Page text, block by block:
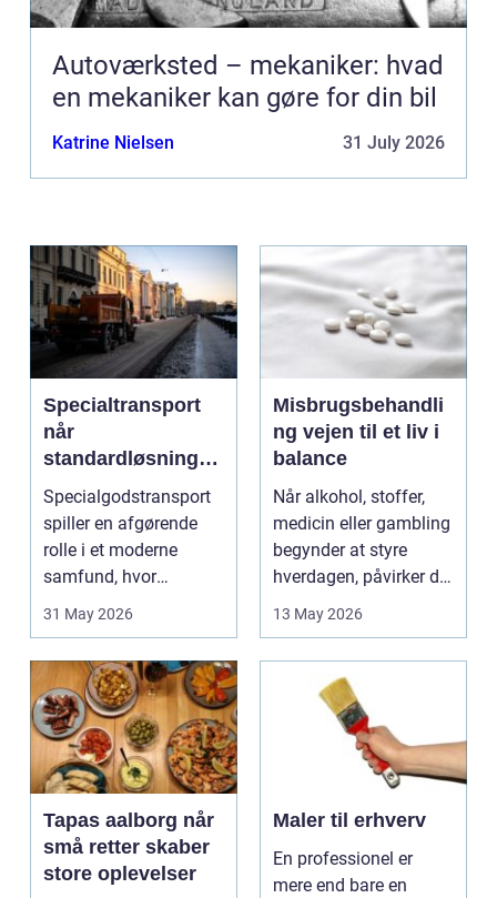
Autoværksted – mekaniker: hvad
en mekaniker kan gøre for din bil
Katrine Nielsen 31 July 2026
Specialtransport
når
standardløsninger
ikke rækker
Specialgodstransport
spiller en afgørende
rolle i et moderne
samfund, hvor
industrien bliver mere
31 May 2026
Misbrugsbehandli
ng vejen til et liv i
balance
Når alkohol, stoffer,
medicin eller gambling
begynder at styre
hverdagen, påvirker det
ikke kun pers...
13 May 2026
Tapas aalborg når
små retter skaber
store oplevelser
Maler til erhverv
En professionel er
mere end bare en